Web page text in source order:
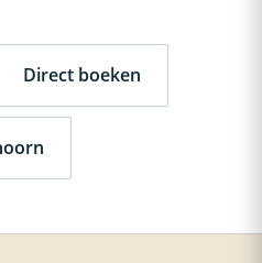
Direct boeken